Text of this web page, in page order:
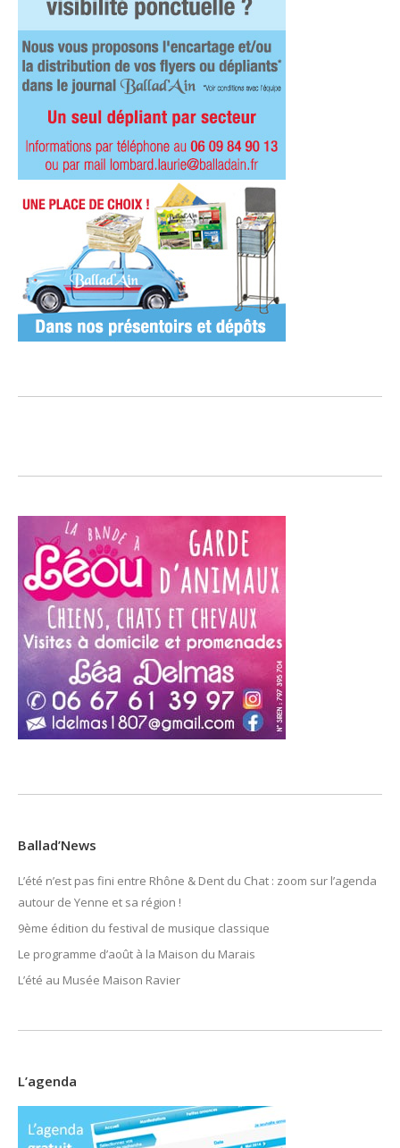
Ballad’News
L’été n’est pas fini entre Rhône & Dent du Chat : zoom sur l’agenda
autour de Yenne et sa région !
9ème édition du festival de musique classique
Le programme d’août à la Maison du Marais
L’été au Musée Maison Ravier
L’agenda